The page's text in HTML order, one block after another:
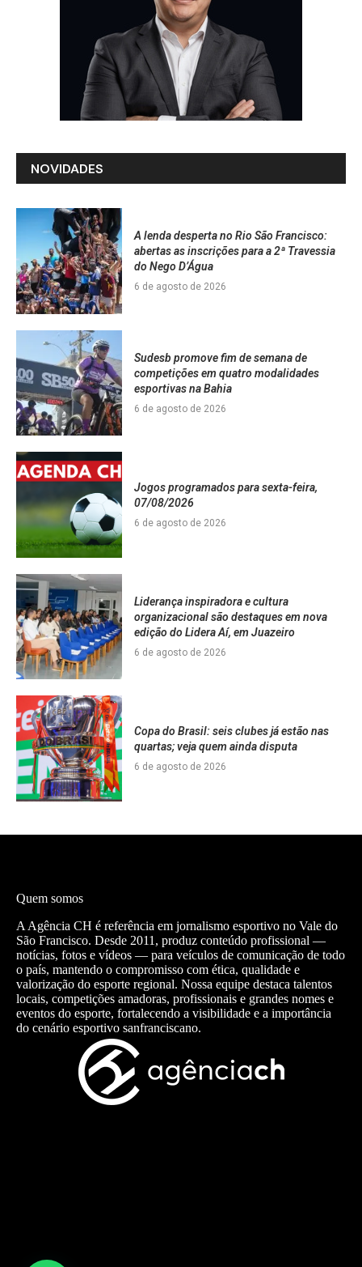
NOVIDADES
A lenda desperta no Rio São Francisco:
abertas as inscrições para a 2ª Travessia
do Nego D’Água
6 de agosto de 2026
Sudesb promove fim de semana de
competições em quatro modalidades
esportivas na Bahia
6 de agosto de 2026
Jogos programados para sexta-feira,
07/08/2026
6 de agosto de 2026
Liderança inspiradora e cultura
organizacional são destaques em nova
edição do Lidera Aí, em Juazeiro
6 de agosto de 2026
Copa do Brasil: seis clubes já estão nas
quartas; veja quem ainda disputa
6 de agosto de 2026
Quem somos
A Agência CH é referência em jornalismo esportivo no Vale do
São Francisco. Desde 2011, produz conteúdo profissional —
notícias, fotos e vídeos — para veículos de comunicação de todo
o país, mantendo o compromisso com ética, qualidade e
valorização do esporte regional. Nossa equipe destaca talentos
locais, competições amadoras, profissionais e grandes nomes e
eventos do esporte, fortalecendo a visibilidade e a importância
do cenário esportivo sanfranciscano.